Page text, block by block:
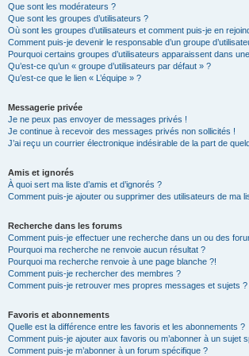
Que sont les modérateurs ?
Que sont les groupes d’utilisateurs ?
Où sont les groupes d’utilisateurs et comment puis-je en
Comment puis-je devenir le responsable d’un groupe
Pourquoi certains groupes d’utilisateurs apparaissent dans
Qu’est-ce qu’un « groupe d’utilisateurs par défaut » ?
Qu’est-ce que le lien « L’équipe » ?
Messagerie privée
Je ne peux pas envoyer de messages privés !
Je continue à recevoir des messages privés non sollicités !
J’ai reçu un courrier électronique indésirable de la part de
Amis et ignorés
À quoi sert ma liste d’amis et d’ignorés ?
Comment puis-je ajouter ou supprimer des utilisateurs de ma
Recherche dans les forums
Comment puis-je effectuer une recherche dans un ou des
Pourquoi ma recherche ne renvoie aucun résultat ?
Pourquoi ma recherche renvoie à une page blanche ?!
Comment puis-je rechercher des membres ?
Comment puis-je retrouver mes propres messages et sujets ?
Favoris et abonnements
Quelle est la différence entre les favoris et les abonnements ?
Comment puis-je ajouter aux favoris ou m’abonner à un sujet
Comment puis-je m’abonner à un forum spécifique ?